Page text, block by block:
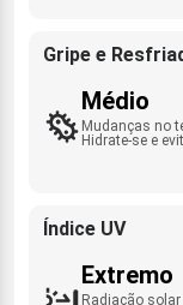
Gripe e
Médio
Mudanças no
Hidrate-se e
Índice UV
Extremo
Radiação